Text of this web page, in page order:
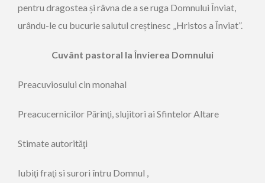
pentru dragostea și râvna de a se ruga Domnului Înviat,
urându-le cu bucurie salutul creștinesc „Hristos a Înviat”.
Cuvânt pastoral la Învierea Domnului
Preacuviosului cin monahal
Preacucernicilor Părinţi, slujitori ai Sfintelor Altare
Stimate autorităţi
Iubiţi fraţi si surori întru Domnul ,